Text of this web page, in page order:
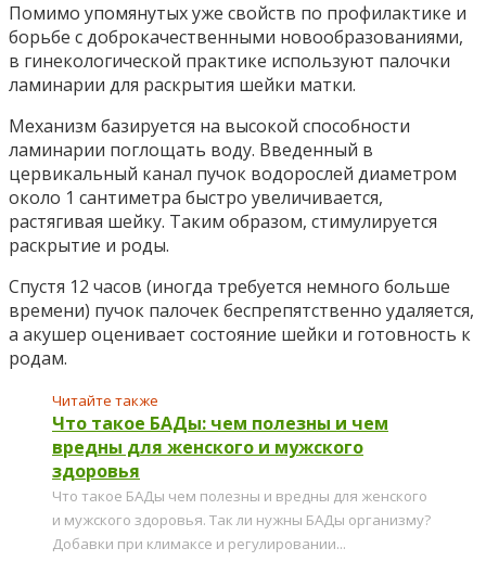
Помимо упомянутых уже свойств по профилактике и
борьбе с доброкачественными новообразованиями,
в гинекологической практике используют палочки
ламинарии для раскрытия шейки матки.
Механизм базируется на высокой способности
ламинарии поглощать воду. Введенный в
цервикальный канал пучок водорослей диаметром
около 1 сантиметра быстро увеличивается,
растягивая шейку. Таким образом, стимулируется
раскрытие и роды.
Спустя 12 часов (иногда требуется немного больше
времени) пучок палочек беспрепятственно удаляется,
а акушер оценивает состояние шейки и готовность к
родам.
Читайте также
Что такое БАДы: чем полезны и чем
вредны для женского и мужского
здоровья
Что такое БАДы чем полезны и вредны для женского
и мужского здоровья. Так ли нужны БАДы организму?
Добавки при климаксе и регулировании...